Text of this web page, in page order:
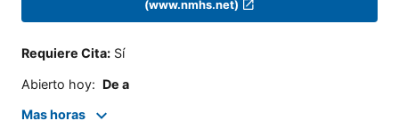
(www.nmhs.net)
Requiere Cita: Sí
Abierto hoy: De a
Mas horas